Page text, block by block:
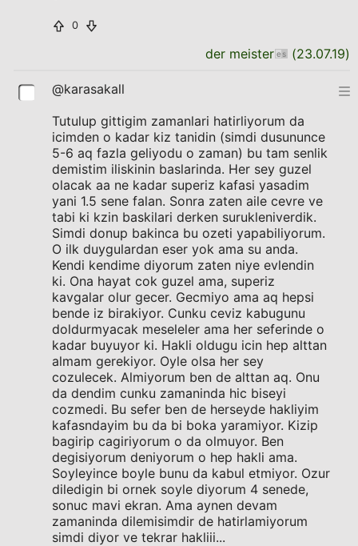
0
der meister (23.07.19)
@karasakall
Tutulup gittigim zamanlari hatirliyorum da
icimden o kadar kiz tanidin (simdi dusununce
5-6 aq fazla geliyodu o zaman) bu tam senlik
demistim iliskinin baslarinda. Her sey guzel
olacak aa ne kadar superiz kafasi yasadim
yani 1.5 sene falan. Sonra zaten aile cevre ve
tabi ki kzin baskilari derken surukleniverdik.
Simdi donup bakinca bu ozeti yapabiliyorum.
O ilk duygulardan eser yok ama su anda.
Kendi kendime diyorum zaten niye evlendin
ki. Ona hayat cok guzel ama, superiz
kavgalar olur gecer. Gecmiyo ama aq hepsi
bende iz birakiyor. Cunku ceviz kabugunu
doldurmyacak meseleler ama her seferinde o
kadar buyuyor ki. Hakli oldugu icin hep alttan
almam gerekiyor. Oyle olsa her sey
cozulecek. Almiyorum ben de alttan aq. Onu
da dendim cunku zamaninda hic biseyi
cozmedi. Bu sefer ben de herseyde hakliyim
kafasndayim bu da bi boka yaramiyor. Kizip
bagirip cagiriyorum o da olmuyor. Ben
degisiyorum deniyorum o hep hakli ama.
Soyleyince boyle bunu da kabul etmiyor. Ozur
diledigin bi ornek soyle diyorum 4 senede,
sonuc mavi ekran. Ama aynen devam
zamaninda dilemisimdir de hatirlamiyorum
simdi diyor ve tekrar hakliii...